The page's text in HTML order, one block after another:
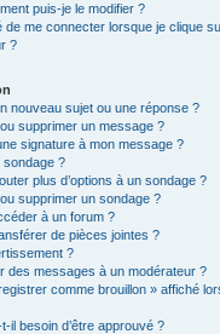
puis-je le modifier ?
de me connecter lorsque je clique
?
nouveau sujet ou une réponse ?
supprimer un message ?
signature à mon message ?
sondage ?
plus d’options à un sondage ?
supprimer un sondage ?
à un forum ?
de pièces jointes ?
?
des messages à un modérateur ?
comme brouillon » affiché
il besoin d’être approuvé ?